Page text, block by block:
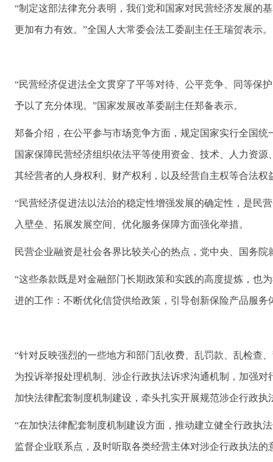
“制定这部法律充分表明，我们党和国家对民营经济发展的
更加有力有效。”全国人大常委会法工委副主任王瑞贺表示。
“民营经济促进法全文贯穿了平等对待、公平竞争、同等保
予以了充分体现。”国家发展改革委副主任郑备表示。
郑备介绍，在公平参与市场竞争方面，规定国家实行全国
国家保障民营经济组织依法平等使用资金、技术、人力资
其经营者的人身权利、财产权利，以及经营自主权等合法权
“民营经济促进法以法治的稳定性增强发展的确定性，是民
入壁垒、拓展发展空间、优化服务保障方面强化举措。
民营企业融资是社会各界比较关心的热点，党中央、国务
“这些条款既是对金融部门长期政策和实践的高度提炼，也
进的工作：不断优化信贷供给政策，引导创新保险产品服
“针对反映强烈的一些地方和部门乱收费、乱罚款、乱检查
为投诉举报处理机制、涉企行政执法诉求沟通机制，加强
加快法律配套制度机制建设，牵头扎实开展规范涉企行政
“在加快法律配套制度机制建设方面，推动建立健全行政执
监督企业联系点，及时听取各类经营主体对涉企行政执法